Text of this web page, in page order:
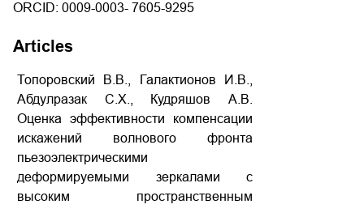
ORCID: 0009-0003- 7605-9295
Articles
Топоровский В.В., Галактионов И.В.,
Абдулразак С.Х., Кудряшов А.В.
Оценка эффективности компенсации
искажений волнового фронта
пьезоэлектрическими
деформируемыми зеркалами с
высоким пространственным